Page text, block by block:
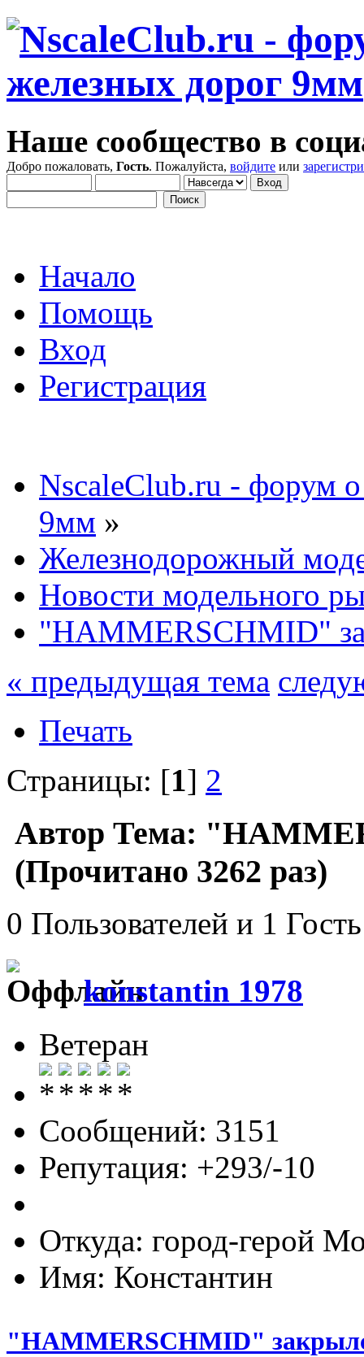
Наше сообщество в
Добро пожаловать, Гость. Пожалуйста, войдите или
Начало
Помощь
Вход
Регистрация
NscaleClub.ru - форум
9мм »
Железнодорожный
Новости модельного
"HAMMERSCHMID"
« предыдущая тема
Печать
Страницы: [1] 2
Автор Тема:
(Прочитано 3262 раз)
0 Пользователей и 1
konstantin 1978
Ветеран
Сообщений: 3151
Репутация: +293/-10
Откуда: город-герой
Имя: Константин
"HAMMERSCHMID"